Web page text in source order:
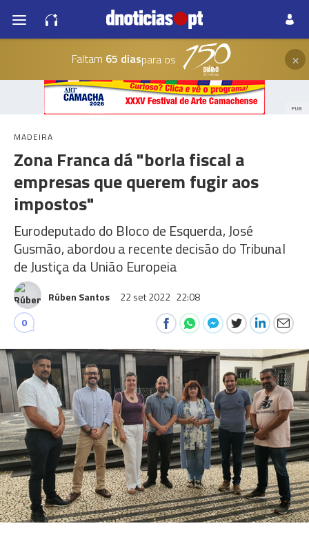
Faltam 65 diaspara os ×
PUB
MADEIRA
Zona Franca dá "borla fiscal a
empresas que querem fugir aos
impostos"
Eurodeputado do Bloco de Esquerda, José
Gusmão, abordou a recente decisão do Tribunal
de Justiça da União Europeia
Rúben Santos 22 set 2022 22:08
0